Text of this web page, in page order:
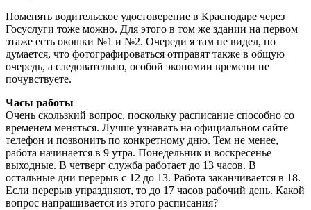
Поменять водительское удостоверение в Краснодаре через
Госуслуги тоже можно. Для этого в том же здании на первом
этаже есть окошки №1 и №2. Очереди я там не видел, но
думается, что фотографироваться отправят также в общую
очередь, а следовательно, особой экономии времени не
почувствуете.
Часы работы
Очень скользкий вопрос, поскольку расписание способно со
временем меняться. Лучше узнавать на официальном сайте
телефон и позвонить по конкретному дню. Тем не менее,
работа начинается в 9 утра. Понедельник и воскресенье
выходные. В четверг служба работает до 13 часов. В
остальные дни перерыв с 12 до 13. Работа заканчивается в 18.
Если перерыв упраздняют, то до 17 часов рабочий день. Какой
вопрос напрашивается из этого расписания?